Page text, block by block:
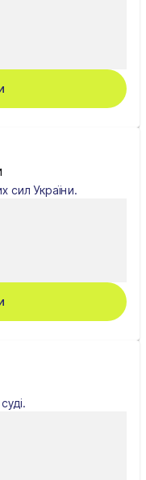
сил України.